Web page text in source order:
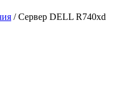
/Сервер DELL R740xd